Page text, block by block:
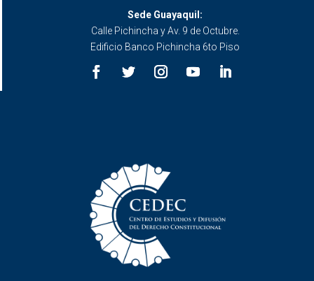
Sede Guayaquil:
Calle Pichincha y Av. 9 de Octubre.
Edificio Banco Pichincha 6to Piso